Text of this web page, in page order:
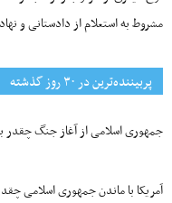
مشروط به استعلام از دادستانی و
پربیننده‌ترین‌ در ۳۰ روز گذشته
جمهوری اسلامی از آغاز جنگ چقدر
آمریکا با ماندن جمهوری اسلامی